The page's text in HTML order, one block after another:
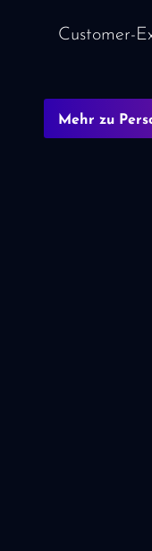
Customer-
Mehr zu